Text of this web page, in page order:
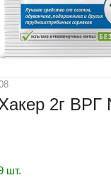
2г ВРГ
шт.